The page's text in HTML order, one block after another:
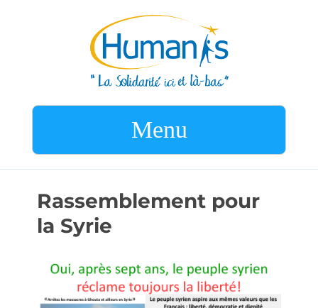
Menu
Rassemblement pour
la Syrie